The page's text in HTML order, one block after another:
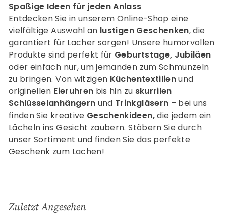
Spaßige Ideen für jeden Anlass
Entdecken Sie in unserem Online-Shop eine
vielfältige Auswahl an lustigen Geschenken, die
garantiert für Lacher sorgen! Unsere humorvollen
Produkte sind perfekt für Geburtstage, Jubiläen
oder einfach nur, um jemanden zum Schmunzeln
zu bringen. Von witzigen Küchentextilienund
originellen Eieruhren bis hin zu skurrilen
Schlüsselanhängern und Trinkgläsern – bei uns
finden Sie kreative Geschenkideen,die jedem ein
Lächeln ins Gesicht zaubern. Stöbern Sie durch
unser Sortiment und finden Sie das perfekte
Geschenk zum Lachen!
Zuletzt Angesehen